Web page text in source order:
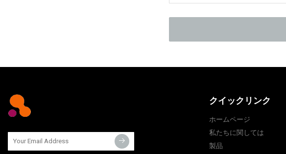
クイックリンク
ホームページ
私たちに関しては
製品